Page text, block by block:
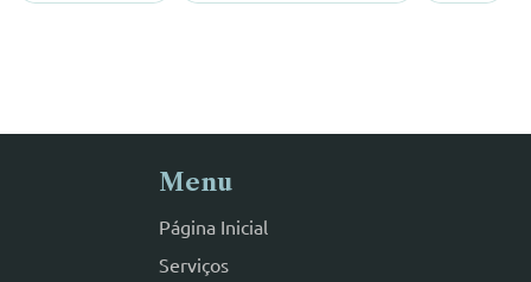
Menu
Página Inicial
Serviços